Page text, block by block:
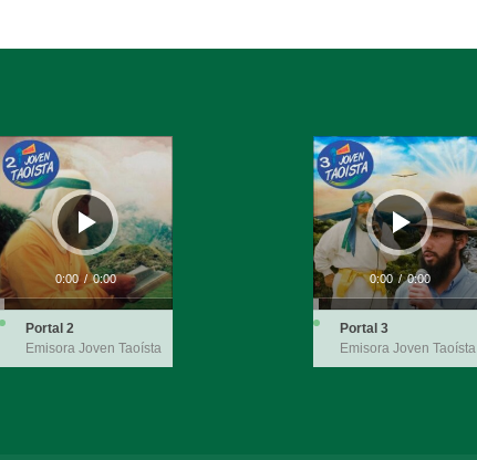
Reproductor
de
audio
0:00 / 0:00
Portal 2
Emisora Joven Taoísta
Reproductor
de
audio
0:00 / 0:00
Portal 3
Emisora Joven Taoísta